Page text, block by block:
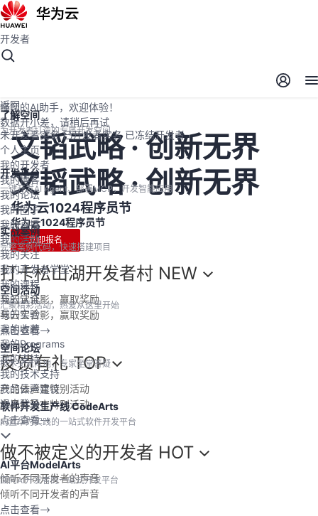
开发者空间
开发者空间
了解空间
为开发者打造的专属开发空间
开发平台
一键开发AI Agent、部署MCP，开发智能应用
实战案例
完整案例代码，快速搭建项目
空间活动
汇聚精彩活动，热爱从这里开始
空间论坛
技术交流阵地，专家坐堂答疑
软件开发生产线 CodeArts
内置华为实践的一站式软件开发平台
AI平台ModelArts
面向AI开发者的一站式开发平台
开发者
返回
未开发者实名 已开发者实名 已冻结开发者
个人主页
我的开发者
我的博客
我的论坛
我的圈子
我的直播
我的活动
我的关注
我的开发者学堂
我的课程
我的认证
我的实验
我的收藏
我的Programs
我的支持
我的技术支持
我的云声建议
退出登录
懂您的AI助手，欢迎体验！
数据开小差，请稍后再试
文韬武略 · 创新无界
文韬武略 · 创新无界
华为云1024程序员节
华为云1024程序员节
立即报名
打卡松山湖开发者村 NEW
与云宝合影，赢取奖励
与云宝合影，赢取奖励
点击查看
反馈有礼 TOP
产品体验官特别活动
产品体验官特别活动
点击查看
做不被定义的开发者 HOT
倾听不同开发者的声音
倾听不同开发者的声音
点击查看